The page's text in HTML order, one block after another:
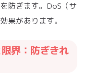
防ぎます。DoS（サ
果があります。
界：防ぎきれ